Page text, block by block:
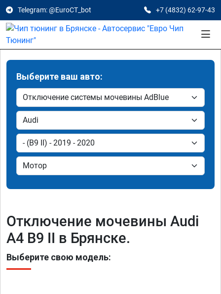
Telegram: @EuroCT_bot +7 (4832) 62-97-43
Выберите ваш авто:
Отключение мочевины Audi
A4 B9 II в Брянске.
Выберите свою модель: